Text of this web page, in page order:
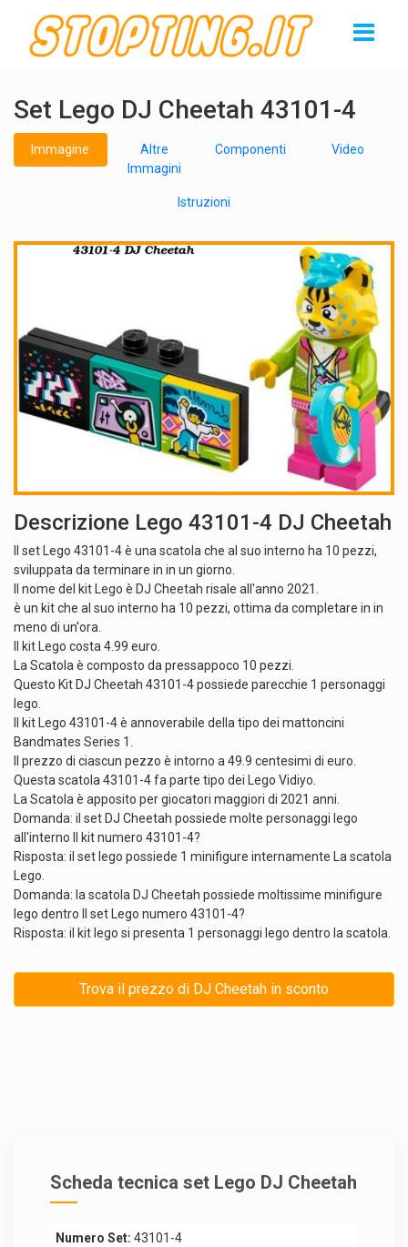
Set Lego DJ Cheetah 43101-4
Immagine
Altre
Immagini
Componenti Video
Istruzioni
Descrizione Lego 43101-4 DJ Cheetah
Il set Lego 43101-4 è una scatola che al suo interno ha 10 pezzi,
sviluppata da terminare in in un giorno.
Il nome del kit Lego è DJ Cheetah risale all'anno 2021.
è un kit che al suo interno ha 10 pezzi, ottima da completare in in
meno di un'ora.
Il kit Lego costa 4.99 euro.
La Scatola è composto da pressappoco 10 pezzi.
Questo Kit DJ Cheetah 43101-4 possiede parecchie 1 personaggi
lego.
Il kit Lego 43101-4 è annoverabile della tipo dei mattoncini
Bandmates Series 1.
Il prezzo di ciascun pezzo è intorno a 49.9 centesimi di euro.
Questa scatola 43101-4 fa parte tipo dei Lego Vidiyo.
La Scatola è apposito per giocatori maggiori di 2021 anni.
Domanda: il set DJ Cheetah possiede molte personaggi lego
all'interno Il kit numero 43101-4?
Risposta: il set lego possiede 1 minifigure internamente La scatola
Lego.
Domanda: la scatola DJ Cheetah possiede moltissime minifigure
lego dentro Il set Lego numero 43101-4?
Risposta: il kit lego si presenta 1 personaggi lego dentro la scatola.
Trova il prezzo di DJ Cheetah in sconto
Scheda tecnica set Lego DJ Cheetah
Numero Set: 43101-4